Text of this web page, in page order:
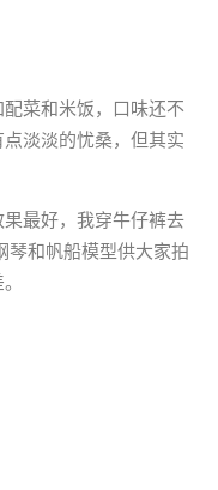
菜和米饭，口味还不
淡淡的忧桑，但其实
最好，我穿牛仔裤去
琴和帆船模型供大家拍